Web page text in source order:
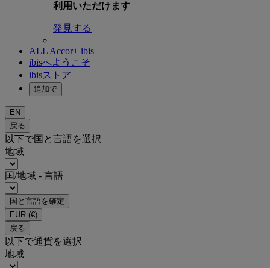
利用いただけます
発見する
ALL Accor+ ibis
ibisへようこそ
ibisストア
追加で
EN
戻る
以下で国と言語を選択
地域
国/地域 - 言語
国と言語を確定
EUR (€)
戻る
以下で通貨を選択
地域